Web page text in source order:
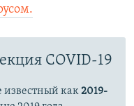
COVID-19
известный как2019-